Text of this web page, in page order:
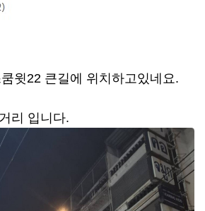
윗22 큰길에 위치하고있네요.
리 입니다.